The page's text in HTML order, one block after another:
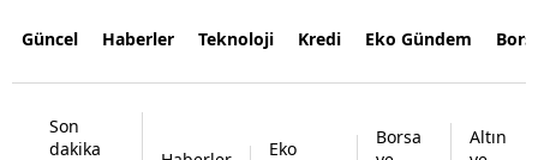
Güncel Haberler Teknoloji Kredi Eko Gündem
Son
dakika
Eko
Borsa
Altın